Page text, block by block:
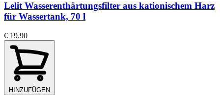
Lelit Wasserenthärtungsfilter aus kationischem Harz
für Wassertank, 70 l
€ 19.90
HINZUFÜGEN